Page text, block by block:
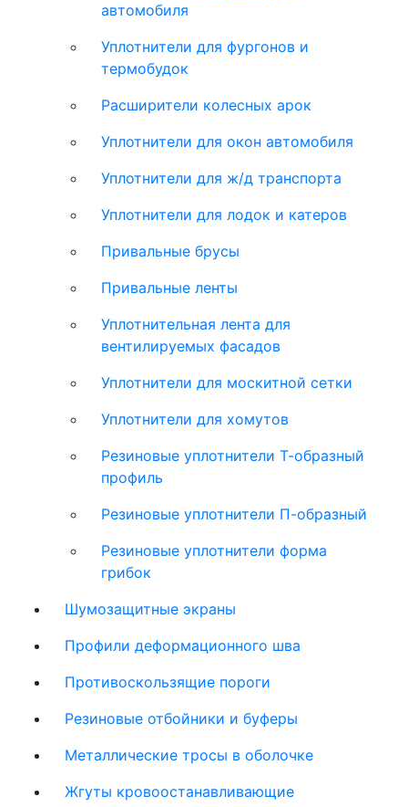
автомобиля
Уплотнители для фургонов и
термобудок
Расширители колесных арок
Уплотнители для окон автомобиля
Уплотнители для ж/д транспорта
Уплотнители для лодок и катеров
Привальные брусы
Привальные ленты
Уплотнительная лента для
вентилируемых фасадов
Уплотнители для москитной сетки
Уплотнители для хомутов
Резиновые уплотнители Т-образный
профиль
Резиновые уплотнители П-образный
Резиновые уплотнители форма
грибок
Шумозащитные экраны
Профили деформационного шва
Противоскользящие пороги
Резиновые отбойники и буферы
Металлические тросы в оболочке
Жгуты кровоостанавливающие